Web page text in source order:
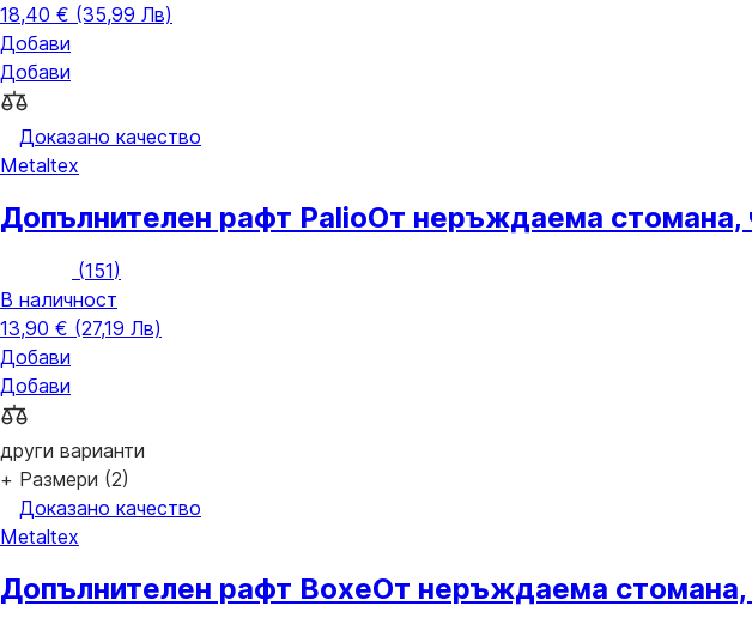
18,40 € (35,99 Лв)
Добави
Добави
Доказано качество
Metaltex
Допълнителен рафт PalioОт неръждаема стомана,
(151)
В наличност
13,90 € (27,19 Лв)
Добави
Добави
други варианти
+ Размери (2)
Доказано качество
Metaltex
Допълнителен рафт BoxeОт неръждаема стомана,